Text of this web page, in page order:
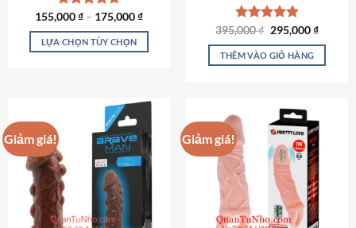
sản
phẩm
Được xếp
hạng4.69
5 sao
155,000₫ – 175,000₫
LỰA CHỌN TÙY CHỌN
nhiều
biến
thể.
Các
tùy
chọn
Được xếp
hạng4.82
5 sao
395,000₫ Giá
là:
395,000 ₫.
295,000₫Giá
tại
THÊM VÀO GIỎ HÀNG
Giảm giá! Giảm giá!